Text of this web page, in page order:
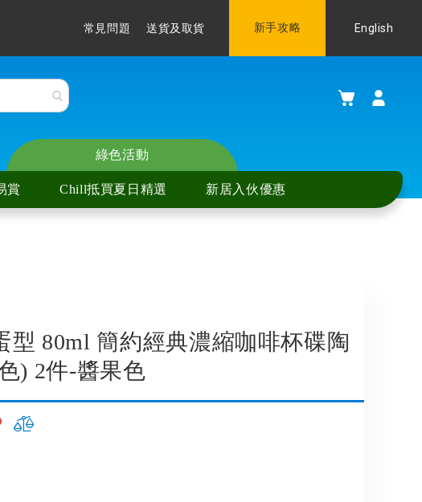
常見問題 送貨及取貨 新手攻略 LanguageEnglish
購物車
賞 Chill抵買夏日精選 新居入伙優惠
綠色活動
型 80ml 簡約經典濃縮咖啡杯碟陶
) 2件-醬果色
加
加